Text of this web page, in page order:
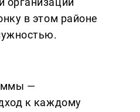
в этом районе
—
к каждому